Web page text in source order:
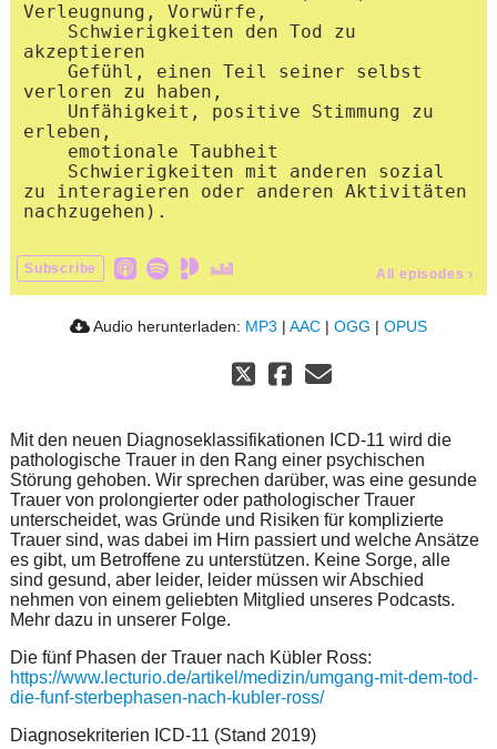
Verleugnung, Vorwürfe,
akzeptieren
verloren zu haben,
erleben,
zu interagieren oder anderen Aktivitäten
Subscribe All episodes ›
Audio herunterladen: MP3 | AAC | OGG | OPUS
Mit den neuen Diagnoseklassifikationen ICD-11 wird die
pathologische Trauer in den Rang einer psychischen
Störung gehoben. Wir sprechen darüber, was eine gesunde
Trauer von prolongierter oder pathologischer Trauer
unterscheidet, was Gründe und Risiken für komplizierte
Trauer sind, was dabei im Hirn passiert und welche Ansätze
es gibt, um Betroffene zu unterstützen. Keine Sorge, alle
sind gesund, aber leider, leider müssen wir Abschied
nehmen von einem geliebten Mitglied unseres Podcasts.
Mehr dazu in unserer Folge.
Die fünf Phasen der Trauer nach Kübler Ross:
https://www.lecturio.de/artikel/medizin/umgang-mit-dem-tod-
die-funf-sterbephasen-nach-kubler-ross/
Diagnosekriterien ICD-11 (Stand 2019)